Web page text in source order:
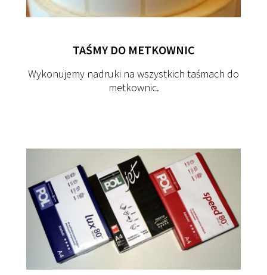
TAŚMY DO METKOWNIC
Wykonujemy nadruki na wszystkich taśmach do
metkownic.